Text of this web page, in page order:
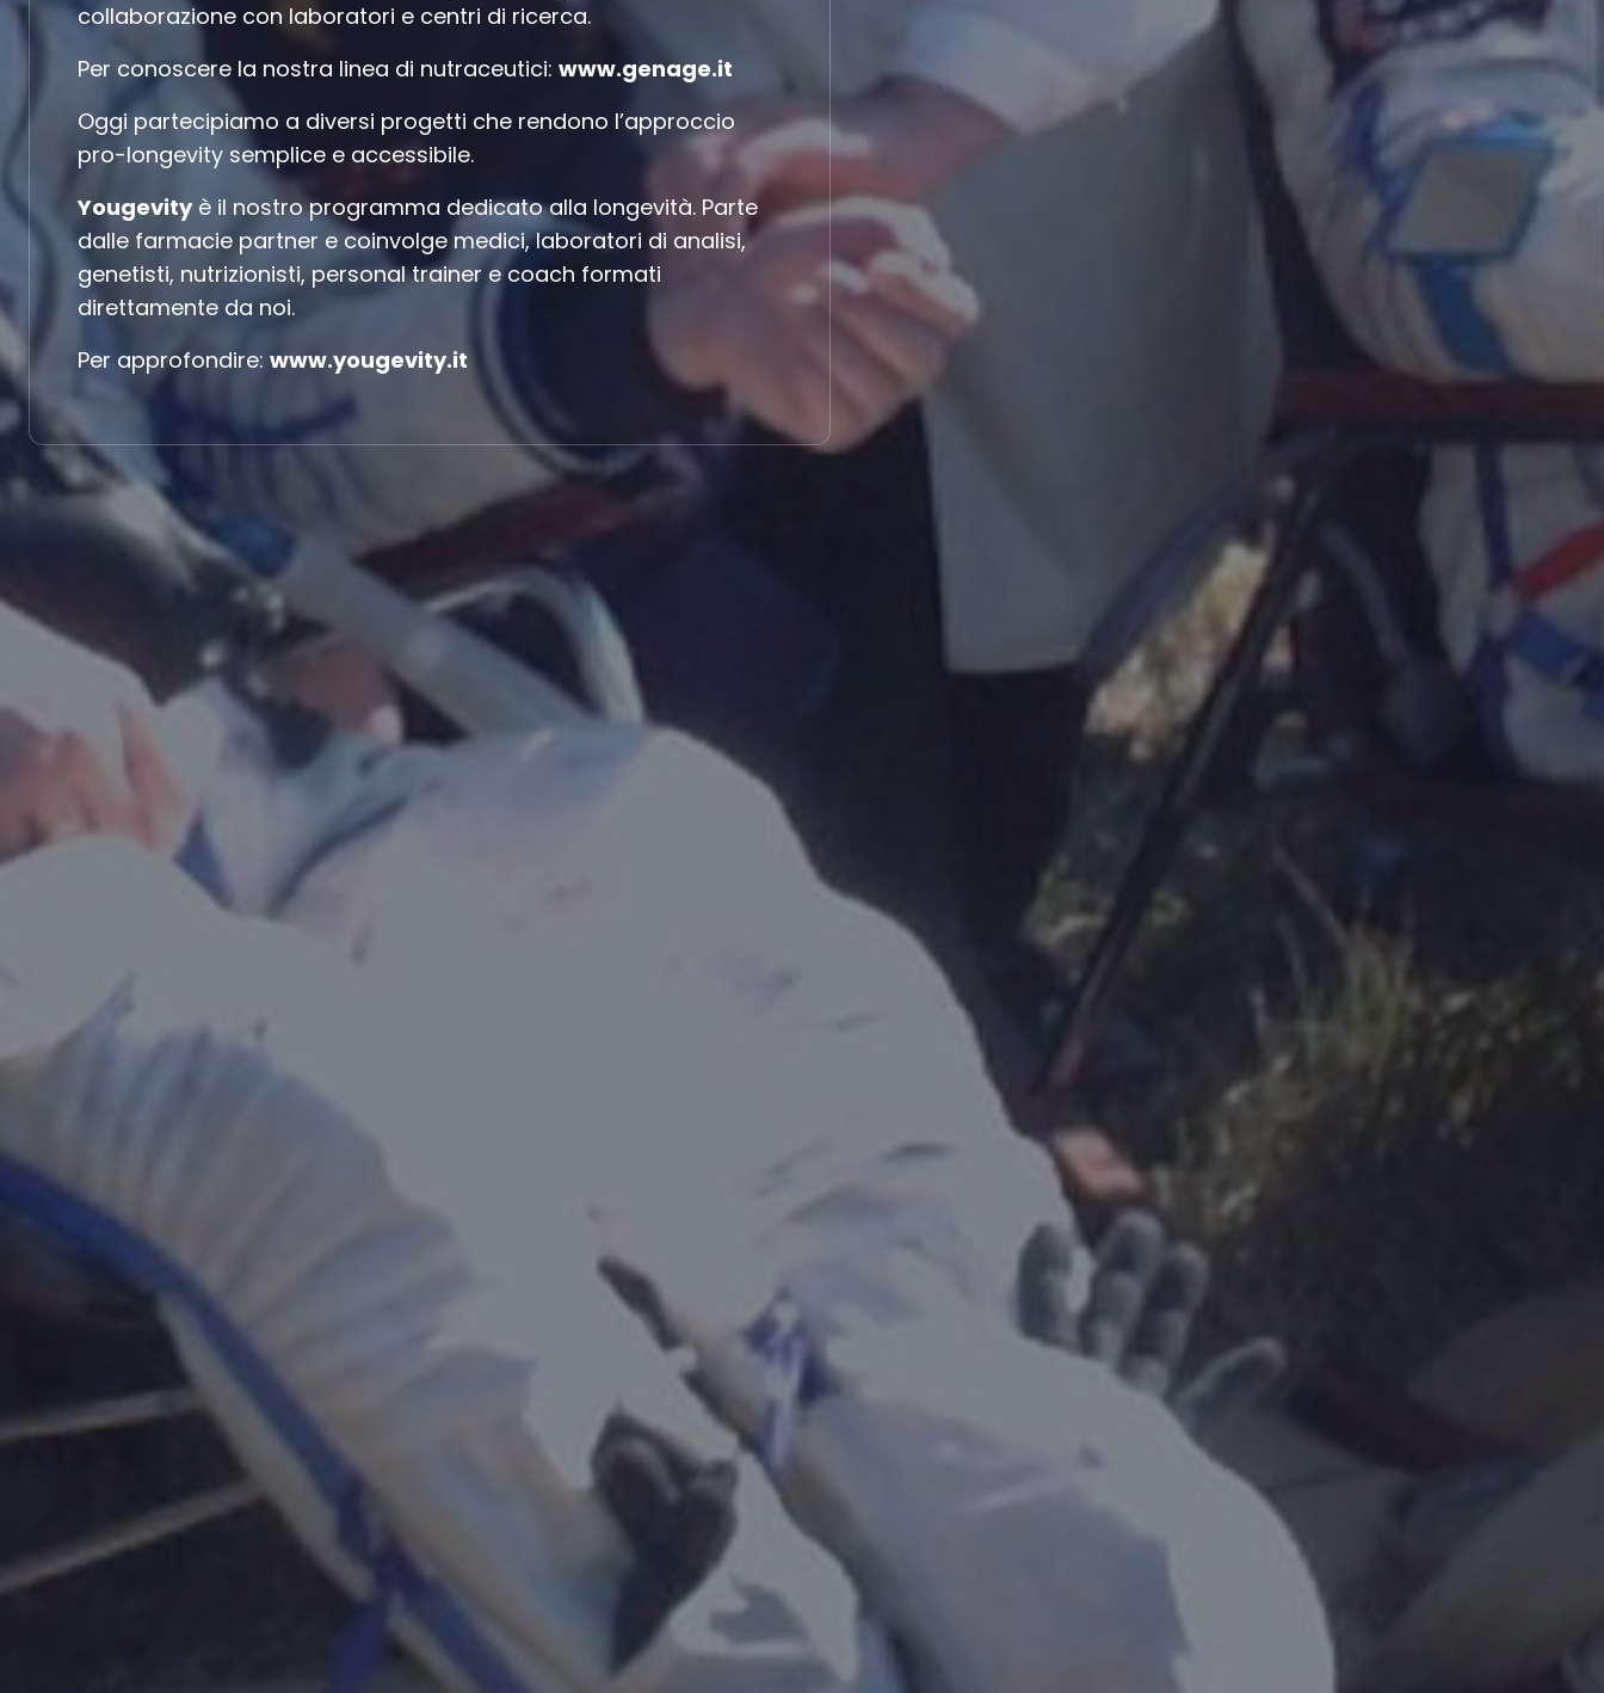
collaborazione con laboratori e centri di ricerca.
Per conoscere la nostra linea di nutraceutici: www.genage.it
Oggi partecipiamo a diversi progetti che rendono l’approccio
pro-longevity semplice e accessibile.
Yougevityè il nostro programma dedicato alla longevità. Parte
dalle farmacie partner e coinvolge medici, laboratori di analisi,
genetisti, nutrizionisti, personal trainer e coach formati
direttamente da noi.
Per approfondire: www.yougevity.it